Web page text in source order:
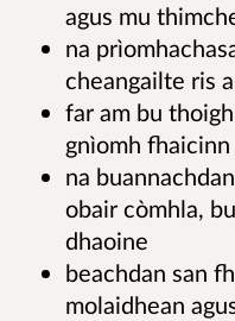
agus mu
na
cheangailte ris
far am bu
gnìomh fhaicinn
na
obair còmhla,
dhaoine
beachdan san
molaidhean